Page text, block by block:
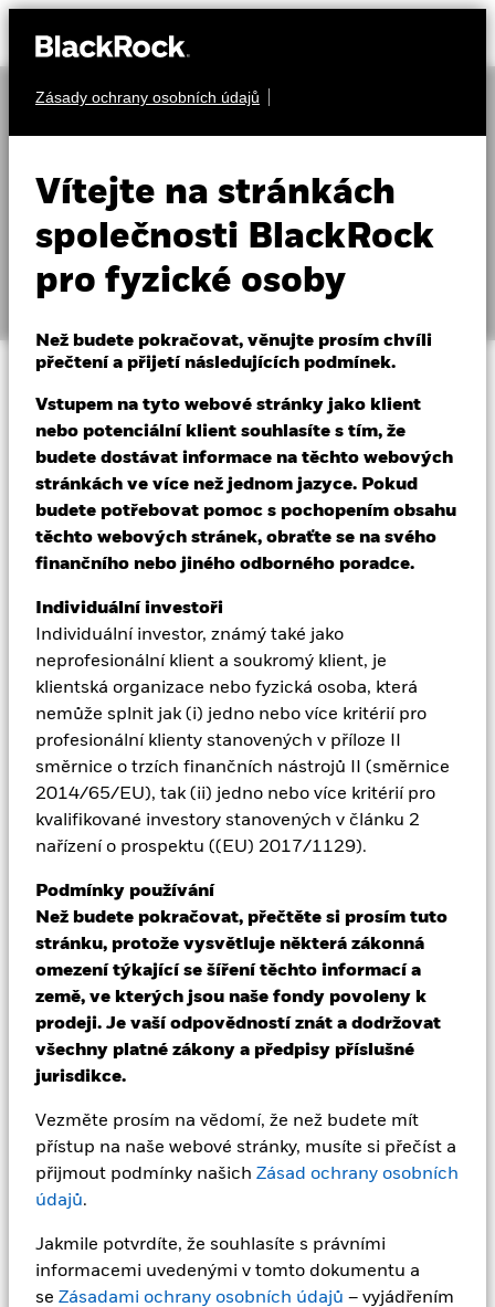
Zásady ochrany osobních údajů
Vítejte na stránkách
společnosti BlackRock
pro fyzické osoby
Než budete pokračovat, věnujte prosím chvíli
přečtení a přijetí následujících podmínek.
Vstupem na tyto webové stránky jako klient
nebo potenciální klient souhlasíte s tím, že
budete dostávat informace na těchto webových
stránkách ve více než jednom jazyce. Pokud
budete potřebovat pomoc s pochopením obsahu
těchto webových stránek, obraťte se na svého
finančního nebo jiného odborného poradce.
Individuální investoři
Individuální investor, známý také jako
neprofesionální klient a soukromý klient, je
klientská organizace nebo fyzická osoba, která
nemůže splnit jak (i) jedno nebo více kritérií pro
profesionální klienty stanovených v příloze II
směrnice o trzích finančních nástrojů II (směrnice
2014/65/EU), tak (ii) jedno nebo více kritérií pro
kvalifikované investory stanovených v článku 2
nařízení o prospektu ((EU) 2017/1129).
Podmínky používání
Než budete pokračovat, přečtěte si prosím tuto
stránku, protože vysvětluje některá zákonná
omezení týkající se šíření těchto informací a
země, ve kterých jsou naše fondy povoleny k
prodeji. Je vaší odpovědností znát a dodržovat
všechny platné zákony a předpisy příslušné
jurisdikce.
Vezměte prosím na vědomí, že než budete mít
přístup na naše webové stránky, musíte si přečíst a
přijmout podmínky našich Zásad ochrany osobních
údajů.
Jakmile potvrdíte, že souhlasíte s právními
informacemi uvedenými v tomto dokumentu a
se Zásadami ochrany osobních údajů – vyjádřením
Vzdělávání
Individuální investoři
Czech Republic
Change location
BlackRock
iShares
Aladdin
Podmínky používání
stránku, protože vysvětluje některá zákonná
omezení týkající se šíření těchto informací a země,
ve kterých jsou naše fondy povoleny k prodeji. Je
vaší odpovědností znát a dodržovat všechny platné
zákony a předpisy příslušné jurisdikce.
Vezměte prosím na vědomí, že než budete mít přístup
na naše webové stránky, musíte si přečíst a přijmout
podmínky našichZásad ochrany osobních údajů
Jakmile potvrdíte, že souhlasíte s právními
informacemi uvedenými v tomto dokumentu a
seZásadami ochrany osobních údajů– vyjádřením
souhlasu výše – umístíme do vašeho počítače soubor
cookie, který vás rozpozná a zabrání tomu, aby se tato
stránka znovu objevila, pokud budete v budoucnu
navštěvovat tyto jiné webové stránky společnosti
měsících nebo dříve, pokud dojde k podstatné změně
těchto důležitých informací.
Potvrzením, že jste si přečetli tyto důležité informace,
zároveň:
(i) souhlasíte s tím, že se tyto informace budou
vztahovat na jakýkoli váš následný přístup do sekce
instituce/zprostředkovatele) na těchto webových
stránkách, a že se na všechny tyto následné přístupy
budou vztahovat prohlášení o vyloučení odpovědnosti,
upozornění na rizika a další informace uvedené v
(ii) zaručujete, že žádná jiná osoba nebude
přistupovat do sekce pro individuální investory na